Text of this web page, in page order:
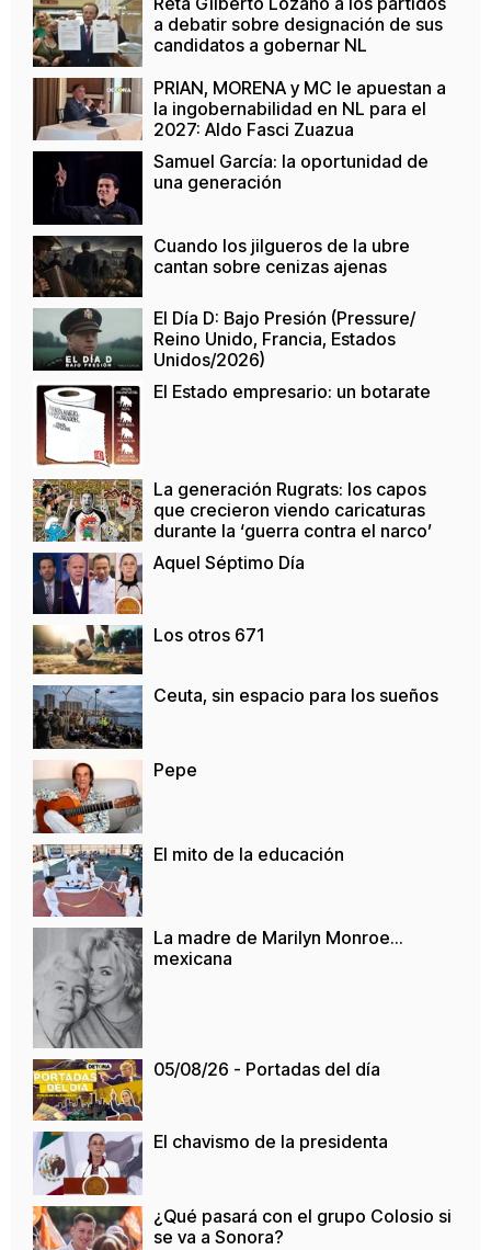
a debatir sobre designación de sus
candidatos a gobernar NL
PRIAN, MORENA y MC le apuestan a
la ingobernabilidad en NL para el
2027: Aldo Fasci Zuazua
Samuel García: la oportunidad de
una generación
Cuando los jilgueros de la ubre
cantan sobre cenizas ajenas
El Día D: Bajo Presión (Pressure/
Reino Unido, Francia, Estados
Unidos/2026)
El Estado empresario: un botarate
La generación Rugrats: los capos
que crecieron viendo caricaturas
durante la ‘guerra contra el narco’
Aquel Séptimo Día
Los otros 671
Ceuta, sin espacio para los sueños
Pepe
El mito de la educación
La madre de Marilyn Monroe…
mexicana
05/08/26 - Portadas del día
El chavismo de la presidenta
¿Qué pasará con el grupo Colosio si
se va a Sonora?